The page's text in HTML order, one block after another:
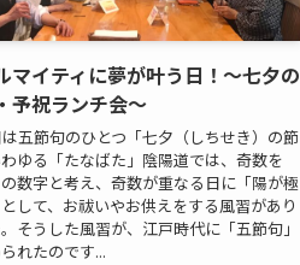
マイティに夢が叶う日！〜七夕の
予祝ランチ会〜
五節句のひとつ「七夕（しちせき）の節
ゆる「たなばた」陰陽道では、奇数を
の数字と考え、奇数が重なる日に「陽が極
して、お祓いやお供えをする風習があり
そうした風習が、江戸時代に「五節句」
れたのです...